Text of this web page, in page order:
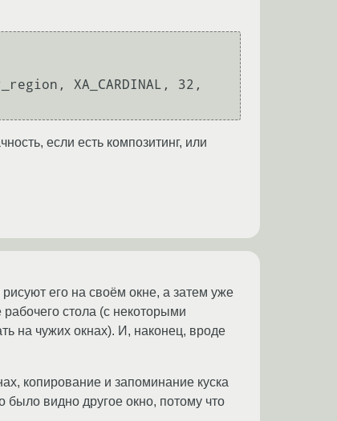
XA_CARDINAL, 32,
если есть композитинг, или
его на своём окне, а затем уже
стола (с некоторыми
на чужих окнах). И, наконец, вроде
копирование и запоминание куска
было видно другое окно, потому что